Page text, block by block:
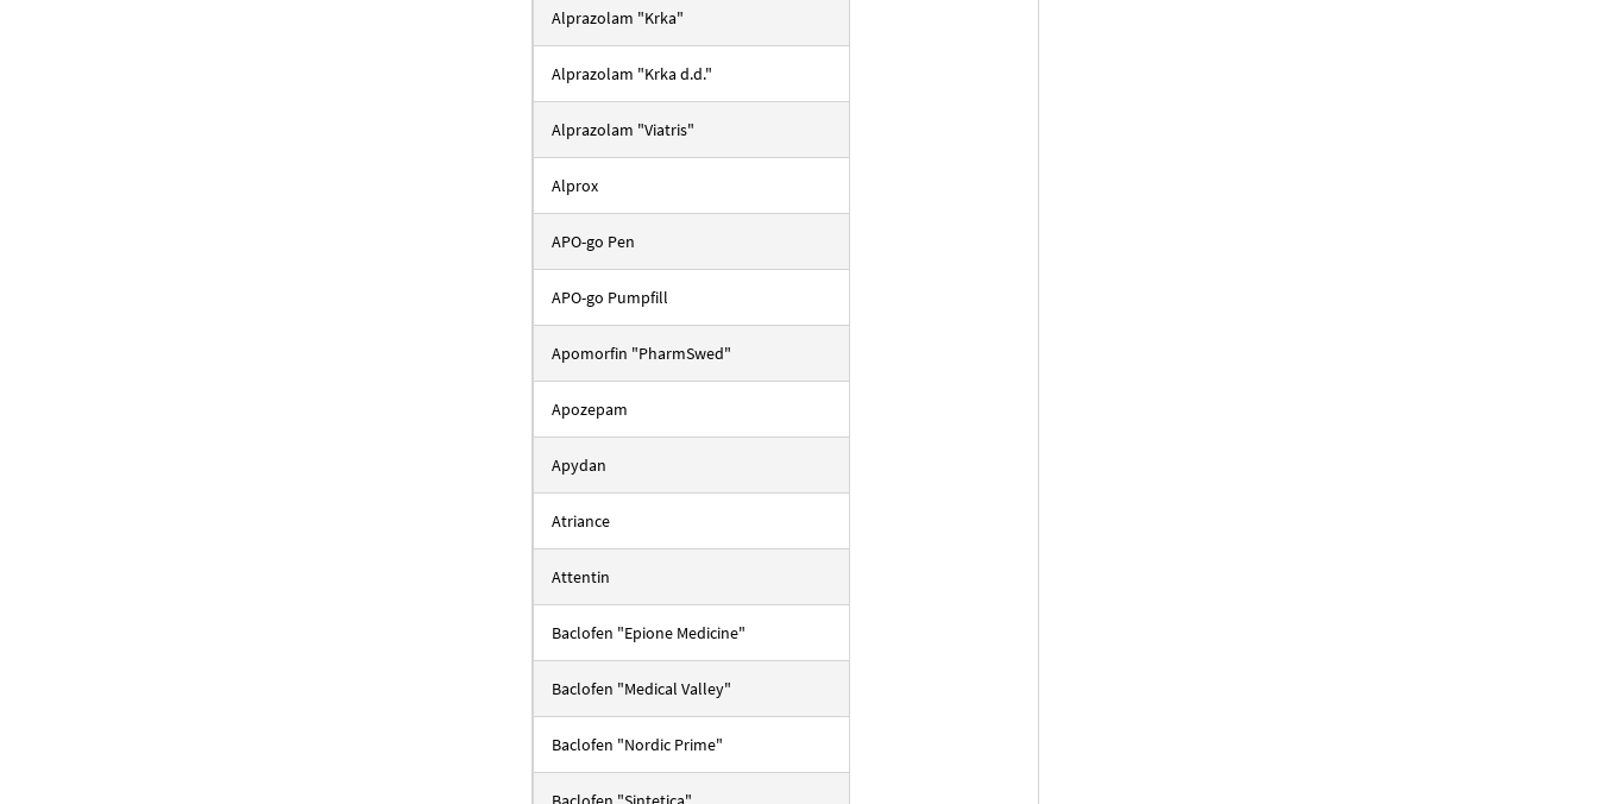
Alprazolam "Krka"
Alprazolam "Krka d.d."
Alprazolam "Viatris"
Alprox
APO-go Pen
APO-go Pumpfill
Apomorfin "PharmSwed"
Apozepam
Apydan
Atriance
Attentin
Baclofen "Epione Medicine"
Baclofen "Medical Valley"
Baclofen "Nordic Prime"